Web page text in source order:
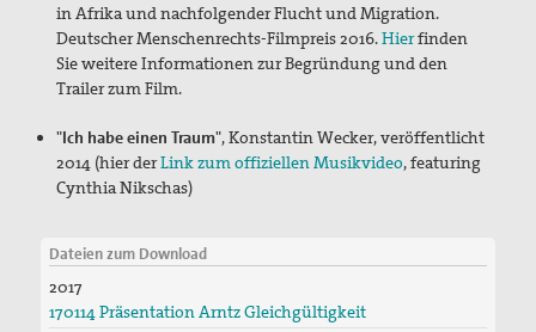
Initiative "Farbe bekennen!"
Jugend für Frieden und Gerechtigkeit in Palästina und
Israel
Kampagne "Unter 18 nie!"
Nahost-AG
Ostermarsch
Spiritualität
in Afrika und nachfolgender Flucht und Migration.
Deutscher Menschenrechts-Filmpreis 2016.Hierfinden
Sie weitere Informationen zur Begründung und den
Trailer zum Film.
"Ich habe einen Traum", Konstantin Wecker, veröffentlicht
2014 (hier derLink zum offiziellen Musikvideo, featuring
Cynthia Nikschas)
Dateien zum Download
2017
170114 Präsentation Arntz Gleichgültigkeit